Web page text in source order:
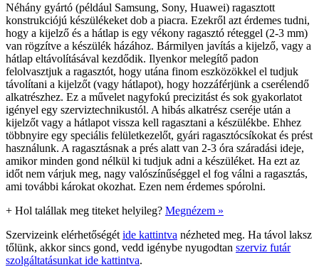
Néhány gyártó (például Samsung, Sony, Huawei) ragasztott
konstrukciójú készülékeket dob a piacra. Ezekről azt érdemes tudni,
hogy a kijelző és a hátlap is egy vékony ragasztó réteggel (2-3 mm)
van rögzítve a készülék házához. Bármilyen javítás a kijelző, vagy a
hátlap eltávolításával kezdődik. Ilyenkor melegítő padon
felolvasztjuk a ragasztót, hogy utána finom eszközökkel el tudjuk
távolítani a kijelzőt (vagy hátlapot), hogy hozzáférjünk a cserélendő
alkatrészhez. Ez a művelet nagyfokú precizitást és sok gyakorlatot
igényel egy szerviztechnikustól. A hibás alkatrész cseréje után a
kijelzőt vagy a hátlapot vissza kell ragasztani a készülékbe. Ehhez
többnyire egy speciális felületkezelőt, gyári ragasztócsíkokat és prést
használunk. A ragasztásnak a prés alatt van 2-3 óra száradási ideje,
amikor minden gond nélkül ki tudjuk adni a készüléket. Ha ezt az
időt nem várjuk meg, nagy valószínűséggel el fog válni a ragasztás,
ami további károkat okozhat. Ezen nem érdemes spórolni.
+ Hol talállak meg titeket helyileg? Megnézem »
Szervizeink elérhetőségét ide kattintva nézheted meg. Ha távol laksz
tőlünk, akkor sincs gond, vedd igénybe nyugodtan szerviz futár
szolgáltatásunkat ide kattintva.